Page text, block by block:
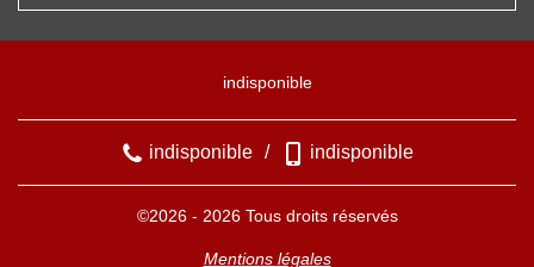
indisponible
indisponible / indisponible
©2026 - 2026 Tous droits réservés
Mentions légales